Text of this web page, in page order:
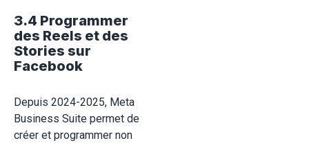
3.4 Programmer
des Reels et des
Stories sur
Facebook
Depuis 2024-2025, Meta
Business Suite permet de
créer et programmer non